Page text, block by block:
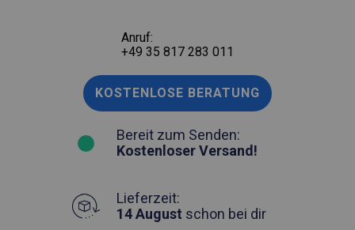
Anruf:
+49 35 817 283 011
KOSTENLOSE BERATUNG
Bereit zum Senden:
Kostenloser Versand!
Lieferzeit:
14 August schon bei dir